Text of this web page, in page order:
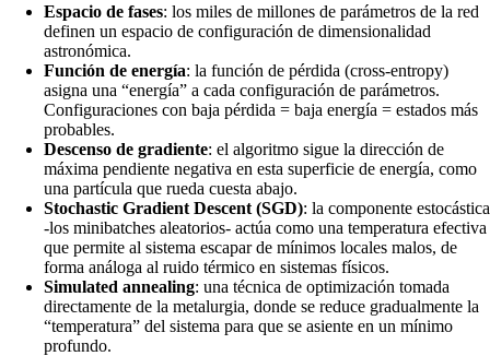
Espacio de fases: los miles de millones de parámetros de la red
definen un espacio de configuración de dimensionalidad
astronómica.
Función de energía: la función de pérdida (cross-entropy)
asigna una “energía” a cada configuración de parámetros.
Configuraciones con baja pérdida = baja energía = estados más
probables.
Descenso de gradiente: el algoritmo sigue la dirección de
máxima pendiente negativa en esta superficie de energía, como
una partícula que rueda cuesta abajo.
Stochastic Gradient Descent (SGD): la componente estocástica
-los minibatches aleatorios- actúa como una temperatura efectiva
que permite al sistema escapar de mínimos locales malos, de
forma análoga al ruido térmico en sistemas físicos.
Simulated annealing: una técnica de optimización tomada
directamente de la metalurgia, donde se reduce gradualmente la
“temperatura” del sistema para que se asiente en un mínimo
profundo.